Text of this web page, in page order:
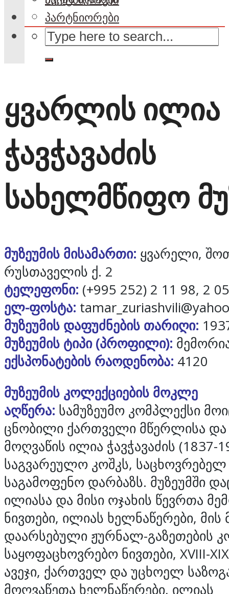
პარტნიორები
ყვარლის ილია
ჭავჭავაძის
სახელმწიფო
მუზეუმის მისამართი: ყვარელი,
რუსთაველის ქ. 2
ტელეფონი: (+995 252) 2 11 98, 2
ელ-ფოსტა:
მუზეუმის დაფუძნების თარიღი:
მუზეუმის ტიპი (პროფილი):
ექსპონატების რაოდენობა: 4120
მუზეუმის კოლექციების მოკლე
აღწერა: სამუზეუმო კომპლექსი
ცნობილი ქართველი მწერლისა
მოღვაწის ილია ჭავჭავაძის (1837-
საგვარეულო კოშკს,
საგამოფენო დარბაზს. მუზეუმში
ილიასა და მისი ოჯახის წევრთა
ნივთები, ილიას ხელნაწერები, მის
დაარსებული ჟურნალ-გაზეთების
საყოფაცხოვრებო ნივთები, XVIII-
ავეჯი, ქართველ და უცხოელ
მოღვაწეთა ხელნაწერები, ილიას